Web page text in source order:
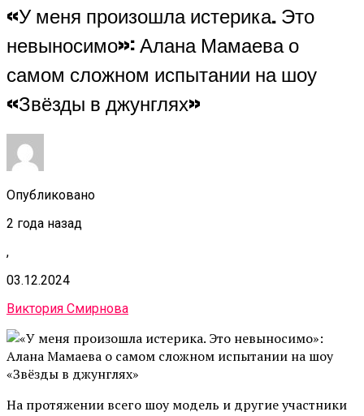
«У меня произошла истерика. Это
невыносимо»: Алана Мамаева о
самом сложном испытании на шоу
«Звёзды в джунглях»
Опубликовано
2 года назад
,
03.12.2024
Виктория Смирнова
На протяжении всего шоу модель и другие участники